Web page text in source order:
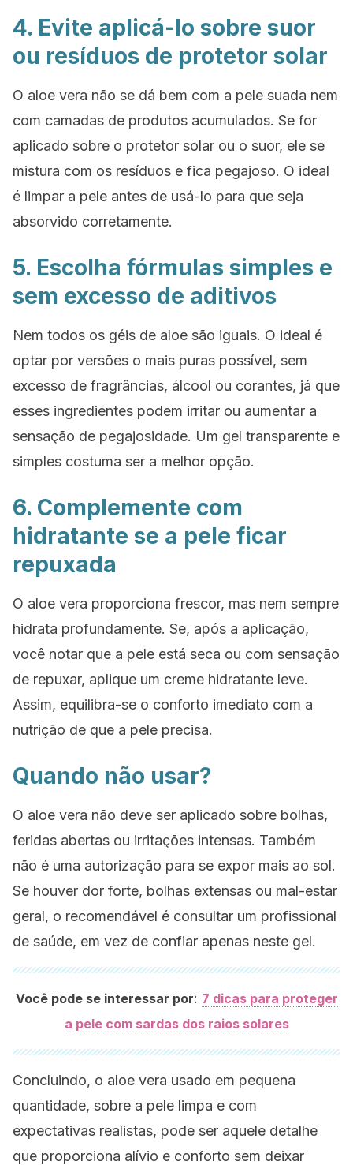
4. Evite aplicá-lo sobre suor
ou resíduos de protetor solar
O aloe vera não se dá bem com a pele suada nem
com camadas de produtos acumulados. Se for
aplicado sobre o protetor solar ou o suor, ele se
mistura com os resíduos e fica pegajoso. O ideal
é limpar a pele antes de usá-lo para que seja
absorvido corretamente.
5. Escolha fórmulas simples e
sem excesso de aditivos
Nem todos os géis de aloe são iguais. O ideal é
optar por versões o mais puras possível, sem
excesso de fragrâncias, álcool ou corantes, já que
esses ingredientes podem irritar ou aumentar a
sensação de pegajosidade. Um gel transparente e
simples costuma ser a melhor opção.
6. Complemente com
hidratante se a pele ficar
repuxada
O aloe vera proporciona frescor, mas nem sempre
hidrata profundamente. Se, após a aplicação,
você notar que a pele está seca ou com sensação
de repuxar, aplique um creme hidratante leve.
Assim, equilibra-se o conforto imediato com a
nutrição de que a pele precisa.
Quando não usar?
O aloe vera não deve ser aplicado sobre bolhas,
feridas abertas ou irritações intensas. Também
não é uma autorização para se expor mais ao sol.
Se houver dor forte, bolhas extensas ou mal-estar
geral, o recomendável é consultar um profissional
de saúde, em vez de confiar apenas neste gel.
Você pode se interessar por: 7 dicas para proteger
a pele com sardas dos raios solares
Concluindo, o aloe vera usado em pequena
quantidade, sobre a pele limpa e com
expectativas realistas, pode ser aquele detalhe
que proporciona alívio e conforto sem deixar